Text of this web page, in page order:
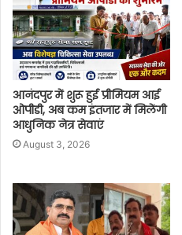
आनंदपुर में शुरू हुई प्रीमियम आई
ओपीडी, अब कम इंतजार में मिलेंगी
आधुनिक नेत्र सेवाएं
August 3, 2026